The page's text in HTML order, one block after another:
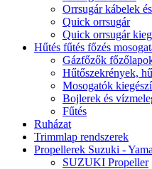
Orrsugár kábelek
Quick orrsugár
Quick orrsugár
Hűtés fűtés főzés
Gázfőzők
Hűtőszekrények,
Mosogatók
Bojlerek és
Fűtés
Ruházat
Trimmlap rendszerek
Propellerek Suzuki -
SUZUKI Propeller